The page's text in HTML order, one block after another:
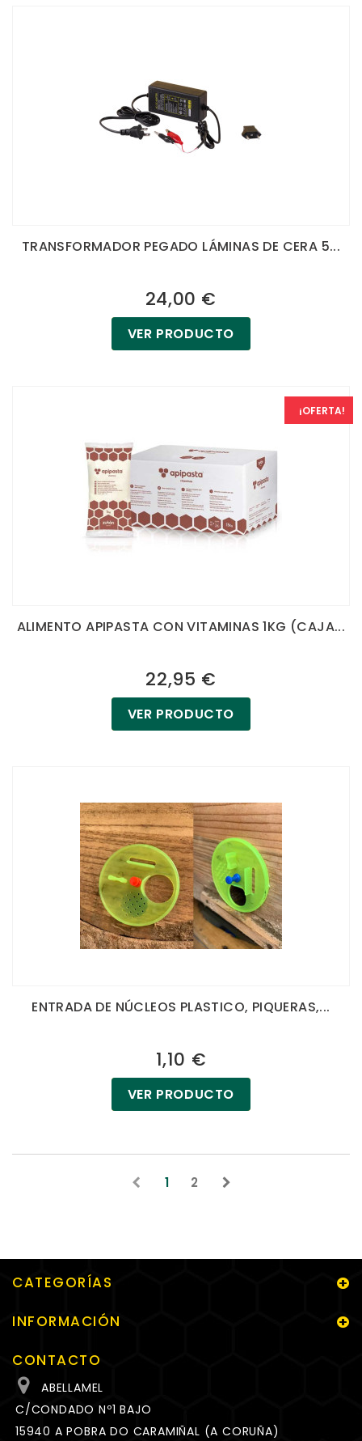
TRANSFORMADOR PEGADO LÁMINAS DE CERA 5...
24,00 €
VER PRODUCTO
¡OFERTA!
ALIMENTO APIPASTA CON VITAMINAS 1KG (CAJA...
22,95 €
VER PRODUCTO
ENTRADA DE NÚCLEOS PLASTICO, PIQUERAS,...
1,10 €
VER PRODUCTO
1 2
CATEGORÍAS
INFORMACIÓN
CONTACTO
ABELLAMEL
C/CONDADO Nº1 BAJO
15940 A POBRA DO CARAMIÑAL (A CORUÑA)